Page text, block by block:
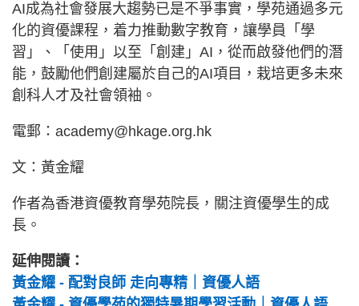
AI成為社會發展大趨勢已是不爭事實，學苑通過多元
化的資優課程，着力推動數字教育，讓學員「學
習」、「使用」以至「創建」AI，從而啟發他們的潛
能，鼓勵他們創建屬於自己的AI項目，栽培更多未來
創科人才及社會領袖。
電郵： academy@hkage.org.hk
文：黃金耀
作者為香港資優教育學苑院長，關注資優學生的成
長。
延伸閱讀：
黃金耀 - 配對良師 走向專精｜資優人語